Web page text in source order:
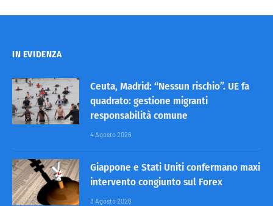
IN EVIDENZA
Ceuta, Madrid: “Nessun rischio”. UE fa
quadrato: gestione migranti
responsabilità comune
4 Agosto 2026
Giappone e Stati Uniti confermano maxi
intervento congiunto sul Forex
3 Agosto 2026